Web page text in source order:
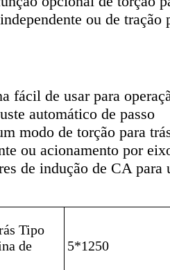
ou de
fácil de usar para
automático de passo
modo de torção para
ou acionamento por
de indução de CA
Tipo
de
5*1250